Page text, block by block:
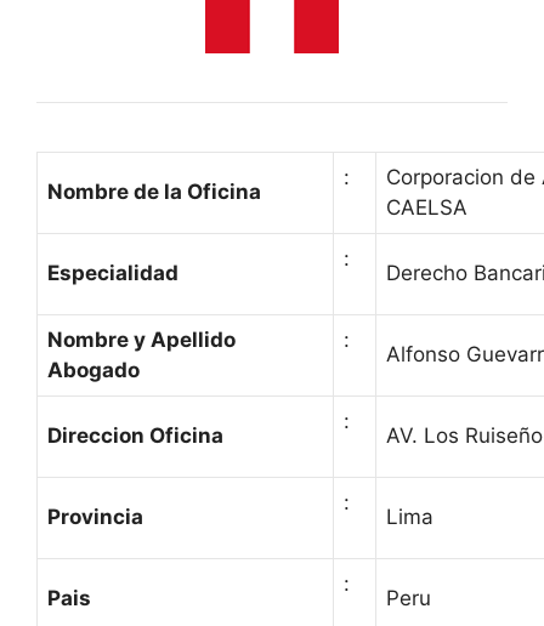
Nombre de la Oficina
:
Corporacion de
CAELSA
Especialidad
:
Derecho
Nombre y Apellido
Abogado
:
Alfonso
Direccion Oficina
:
AV. Los
Provincia
:
Lima
Pais
:
Peru